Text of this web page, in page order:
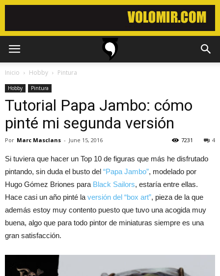
Inicio Hobby Pintura
Hobby Pintura
Tutorial Papa Jambo: cómo
pinté mi segunda versión
Por Marc Masclans - June 15, 2016 4
7231
Si tuviera que hacer un Top 10 de figuras que más he disfrutado
pintando, sin duda el busto del “Papa Jambo”, modelado por
Hugo Gómez Briones para Black Sailors, estaría entre ellas.
Hace casi un año pinté la versión del “box art”, pieza de la que
además estoy muy contento puesto que tuvo una acogida muy
buena, algo que para todo pintor de miniaturas siempre es una
gran satisfacción.